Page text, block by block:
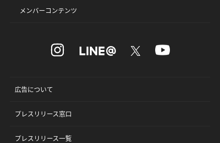
メンバーコンテンツ
広告について
プレスリリース窓口
プレスリリース一覧